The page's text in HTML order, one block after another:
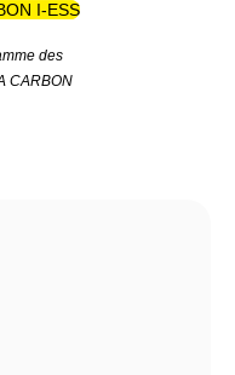
I-ESS
des
CARBON